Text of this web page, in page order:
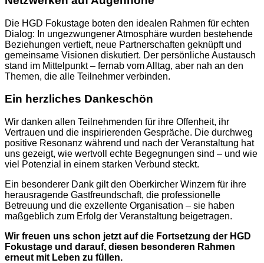
Die HGD Fokustage boten den idealen Rahmen für echten
Dialog: In ungezwungener Atmosphäre wurden bestehende
Beziehungen vertieft, neue Partnerschaften geknüpft und
gemeinsame Visionen diskutiert. Der persönliche Austausch
stand im Mittelpunkt – fernab vom Alltag, aber nah an den
Themen, die alle Teilnehmer verbinden.
Ein herzliches Dankeschön
Wir danken allen Teilnehmenden für ihre Offenheit, ihr
Vertrauen und die inspirierenden Gespräche. Die durchweg
positive Resonanz während und nach der Veranstaltung hat
uns gezeigt, wie wertvoll echte Begegnungen sind – und wie
viel Potenzial in einem starken Verbund steckt.
Ein besonderer Dank gilt den Oberkircher Winzern für ihre
herausragende Gastfreundschaft, die professionelle
Betreuung und die exzellente Organisation – sie haben
maßgeblich zum Erfolg der Veranstaltung beigetragen.
Wir freuen uns schon jetzt auf die Fortsetzung der HGD
Fokustage und darauf, diesen besonderen Rahmen
erneut mit Leben zu füllen.